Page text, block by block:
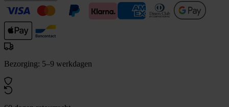
Bezorging: 5–9 werkdagen